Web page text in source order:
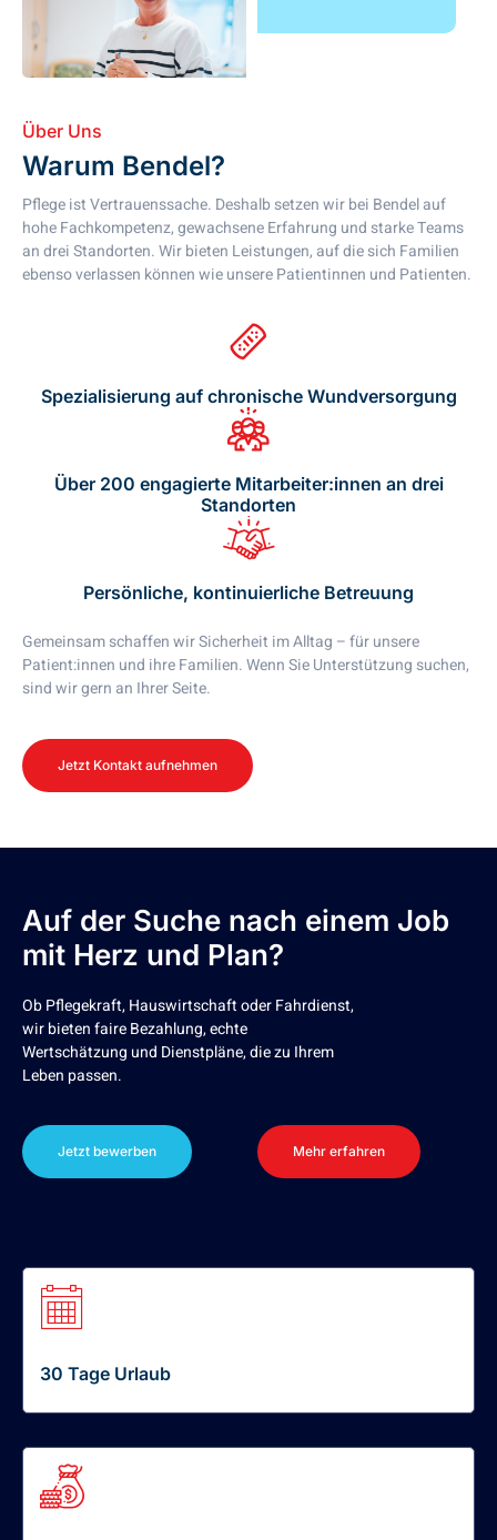
Über Uns
Warum Bendel?
Pflege ist Vertrauenssache. Deshalb setzen wir bei Bendel auf
hohe Fachkompetenz, gewachsene Erfahrung und starke Teams
an drei Standorten. Wir bieten Leistungen, auf die sich Familien
ebenso verlassen können wie unsere Patientinnen und Patienten.
Spezialisierung auf chronische Wundversorgung
Über 200 engagierte Mitarbeiter:innen an drei
Standorten
Persönliche, kontinuierliche Betreuung
Gemeinsam schaffen wir Sicherheit im Alltag – für unsere
Patient:innen und ihre Familien. Wenn Sie Unterstützung suchen,
sind wir gern an Ihrer Seite.
Jetzt Kontakt aufnehmen
Auf der Suche nach einem Job
mit Herz und Plan?
Ob Pflegekraft, Hauswirtschaft oder Fahrdienst,
wir bieten faire Bezahlung, echte
Wertschätzung und Dienstpläne, die zu Ihrem
Leben passen.
Jetzt bewerben Mehr erfahren
30 Tage Urlaub